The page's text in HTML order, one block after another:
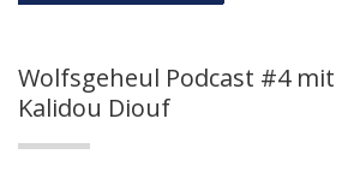
Wolfsgeheul Podcast #4
Kalidou Diouf